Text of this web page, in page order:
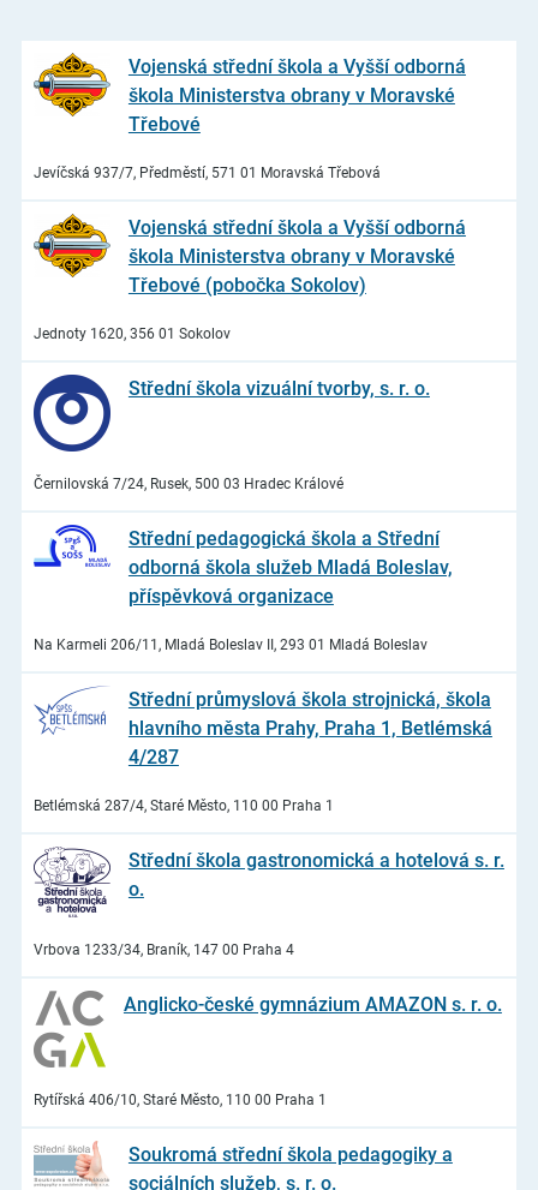
Vojenská střední škola a Vyšší odborná
škola Ministerstva obrany v Moravské
Třebové
Jevíčská 937/7, Předměstí, 571 01 Moravská Třebová
Vojenská střední škola a Vyšší odborná
škola Ministerstva obrany v Moravské
Třebové (pobočka Sokolov)
Jednoty 1620, 356 01 Sokolov
Střední škola vizuální tvorby, s. r. o.
Černilovská 7/24, Rusek, 500 03 Hradec Králové
Střední pedagogická škola a Střední
odborná škola služeb Mladá Boleslav,
příspěvková organizace
Na Karmeli 206/11, Mladá Boleslav II, 293 01 Mladá Boleslav
Střední průmyslová škola strojnická, škola
hlavního města Prahy, Praha 1, Betlémská
4/287
Betlémská 287/4, Staré Město, 110 00 Praha 1
Střední škola gastronomická a hotelová s. r.
o.
Vrbova 1233/34, Braník, 147 00 Praha 4
Anglicko-české gymnázium AMAZON s. r. o.
Rytířská 406/10, Staré Město, 110 00 Praha 1
Soukromá střední škola pedagogiky a
sociálních služeb, s. r. o.